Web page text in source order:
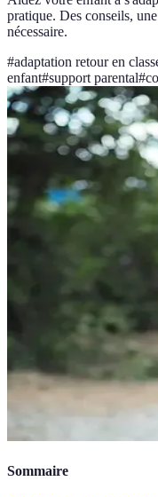
pratique. Des conseils,
nécessaire.
#adaptation retour en
enfant#support parental#
Sommaire